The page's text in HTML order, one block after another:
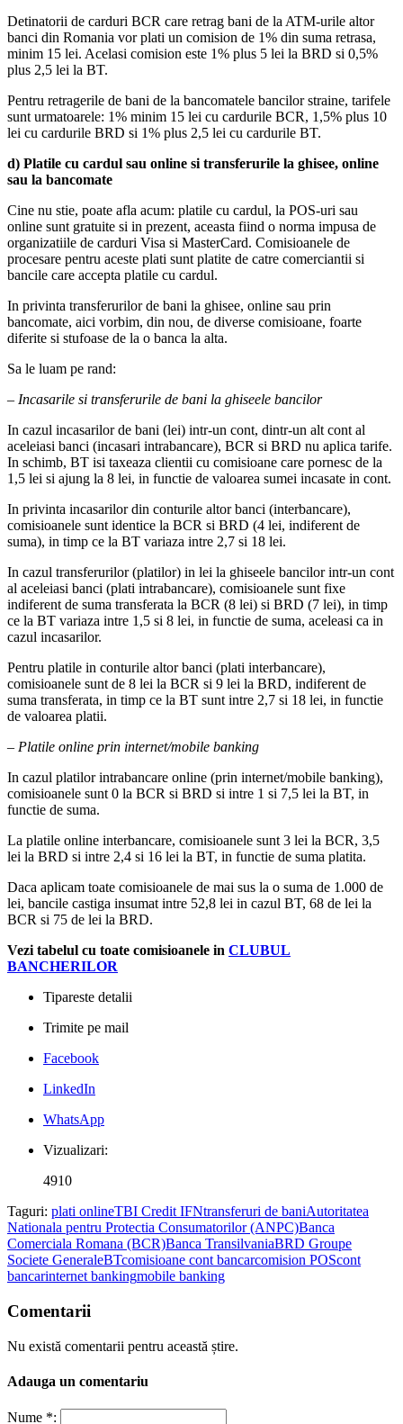
Detinatorii de carduri BCR care retrag bani de la ATM-urile altor
banci din Romania vor plati un comision de 1% din suma retrasa,
minim 15 lei. Acelasi comision este 1% plus 5 lei la BRD si 0,5%
plus 2,5 lei la BT.
Pentru retragerile de bani de la bancomatele bancilor straine, tarifele
sunt urmatoarele: 1% minim 15 lei cu cardurile BCR, 1,5% plus 10
lei cu cardurile BRD si 1% plus 2,5 lei cu cardurile BT.
d) Platile cu cardul sau online si transferurile la ghisee, online
sau la bancomate
Cine nu stie, poate afla acum: platile cu cardul, la POS-uri sau
online sunt gratuite si in prezent, aceasta fiind o norma impusa de
organizatiile de carduri Visa si MasterCard. Comisioanele de
procesare pentru aceste plati sunt platite de catre comerciantii si
bancile care accepta platile cu cardul.
In privinta transferurilor de bani la ghisee, online sau prin
bancomate, aici vorbim, din nou, de diverse comisioane, foarte
diferite si stufoase de la o banca la alta.
Sa le luam pe rand:
– Incasarile si transferurile de bani la ghiseele bancilor
In cazul incasarilor de bani (lei) intr-un cont, dintr-un alt cont al
aceleiasi banci (incasari intrabancare), BCR si BRD nu aplica tarife.
In schimb, BT isi taxeaza clientii cu comisioane care pornesc de la
1,5 lei si ajung la 8 lei, in functie de valoarea sumei incasate in cont.
In privinta incasarilor din conturile altor banci (interbancare),
comisioanele sunt identice la BCR si BRD (4 lei, indiferent de
suma), in timp ce la BT variaza intre 2,7 si 18 lei.
In cazul transferurilor (platilor) in lei la ghiseele bancilor intr-un cont
al aceleiasi banci (plati intrabancare), comisioanele sunt fixe
indiferent de suma transferata la BCR (8 lei) si BRD (7 lei), in timp
ce la BT variaza intre 1,5 si 8 lei, in functie de suma, aceleasi ca in
cazul incasarilor.
Pentru platile in conturile altor banci (plati interbancare),
comisioanele sunt de 8 lei la BCR si 9 lei la BRD, indiferent de
suma transferata, in timp ce la BT sunt intre 2,7 si 18 lei, in functie
de valoarea platii.
– Platile online prin internet/mobile banking
In cazul platilor intrabancare online (prin internet/mobile banking),
comisioanele sunt 0 la BCR si BRD si intre 1 si 7,5 lei la BT, in
functie de suma.
La platile online interbancare, comisioanele sunt 3 lei la BCR, 3,5
lei la BRD si intre 2,4 si 16 lei la BT, in functie de suma platita.
Daca aplicam toate comisioanele de mai sus la o suma de 1.000 de
lei, bancile castiga insumat intre 52,8 lei in cazul BT, 68 de lei la
BCR si 75 de lei la BRD.
Vezi tabelul cu toate comisioanele in CLUBUL
BANCHERILOR
Tipareste detalii
Trimite pe mail
Facebook
LinkedIn
WhatsApp
Vizualizari:
4910
Taguri: plati onlineTBI Credit IFNtransferuri de baniAutoritatea
Nationala pentru Protectia Consumatorilor (ANPC)Banca
Comerciala Romana (BCR)Banca TransilvaniaBRD Groupe
Societe GeneraleBTcomisioane cont bancarcomision POScont
bancarinternet bankingmobile banking
Comentarii
Nu există comentarii pentru această știre.
Adauga un comentariu
Nume *: